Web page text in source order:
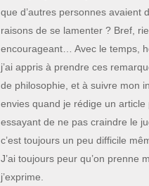
que d’autres personnes avaient
raisons de se lamenter ? Bref,
encourageant… Avec le temps,
j’ai appris à prendre ces
de philosophie, et à suivre mon
envies quand je rédige un article
essayant de ne pas craindre le
c’est toujours un peu difficile
J’ai toujours peur qu’on prenne
j’exprime.